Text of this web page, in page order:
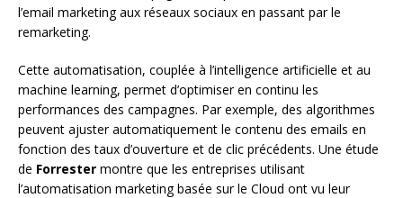
l’email marketing aux réseaux sociaux en passant par le
remarketing.
Cette automatisation, couplée à l’intelligence artificielle et au
machine learning, permet d’optimiser en continu les
performances des campagnes. Par exemple, des algorithmes
peuvent ajuster automatiquement le contenu des emails en
fonction des taux d’ouverture et de clic précédents. Une étude
de Forrester montre que les entreprises utilisant
l’automatisation marketing basée sur le Cloud ont vu leur